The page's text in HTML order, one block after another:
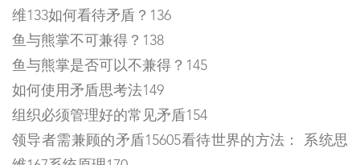
维133如何看待矛盾？136
鱼与熊掌不可兼得？138
鱼与熊掌是否可以不兼得？145
如何使用矛盾思考法149
组织必须管理好的常见矛盾154
领导者需兼顾的矛盾15605看待世界的方法： 系统思